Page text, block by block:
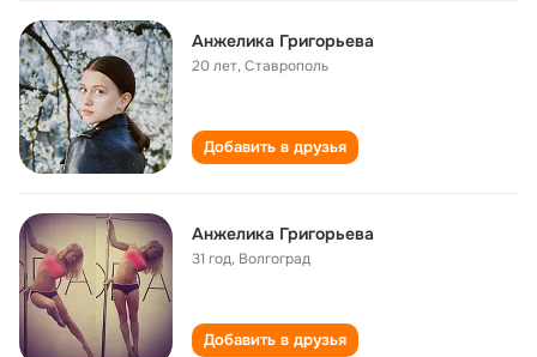
Анжелика Григорьева
20 лет,Ставрополь
Добавить в друзья
Анжелика Григорьева
31 год, Волгоград
Добавить в друзья